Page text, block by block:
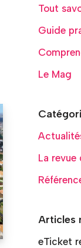
Tout
Guide
Le Mag
La revue
Articles
eTicket